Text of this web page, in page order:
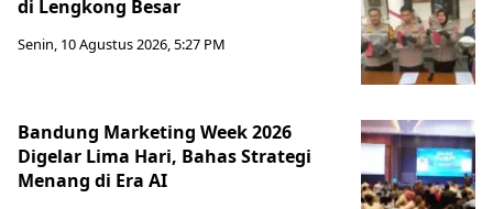
di Lengkong Besar
Senin, 10 Agustus 2026, 5:27 PM
Bandung Marketing Week 2026
Digelar Lima Hari, Bahas Strategi
Menang di Era AI